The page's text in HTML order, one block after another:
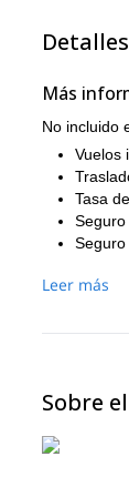
Detalles
Más
No incluido
Vuelos
Tasa
Gastos
Hotel
Hotel
Leer más
Sobre